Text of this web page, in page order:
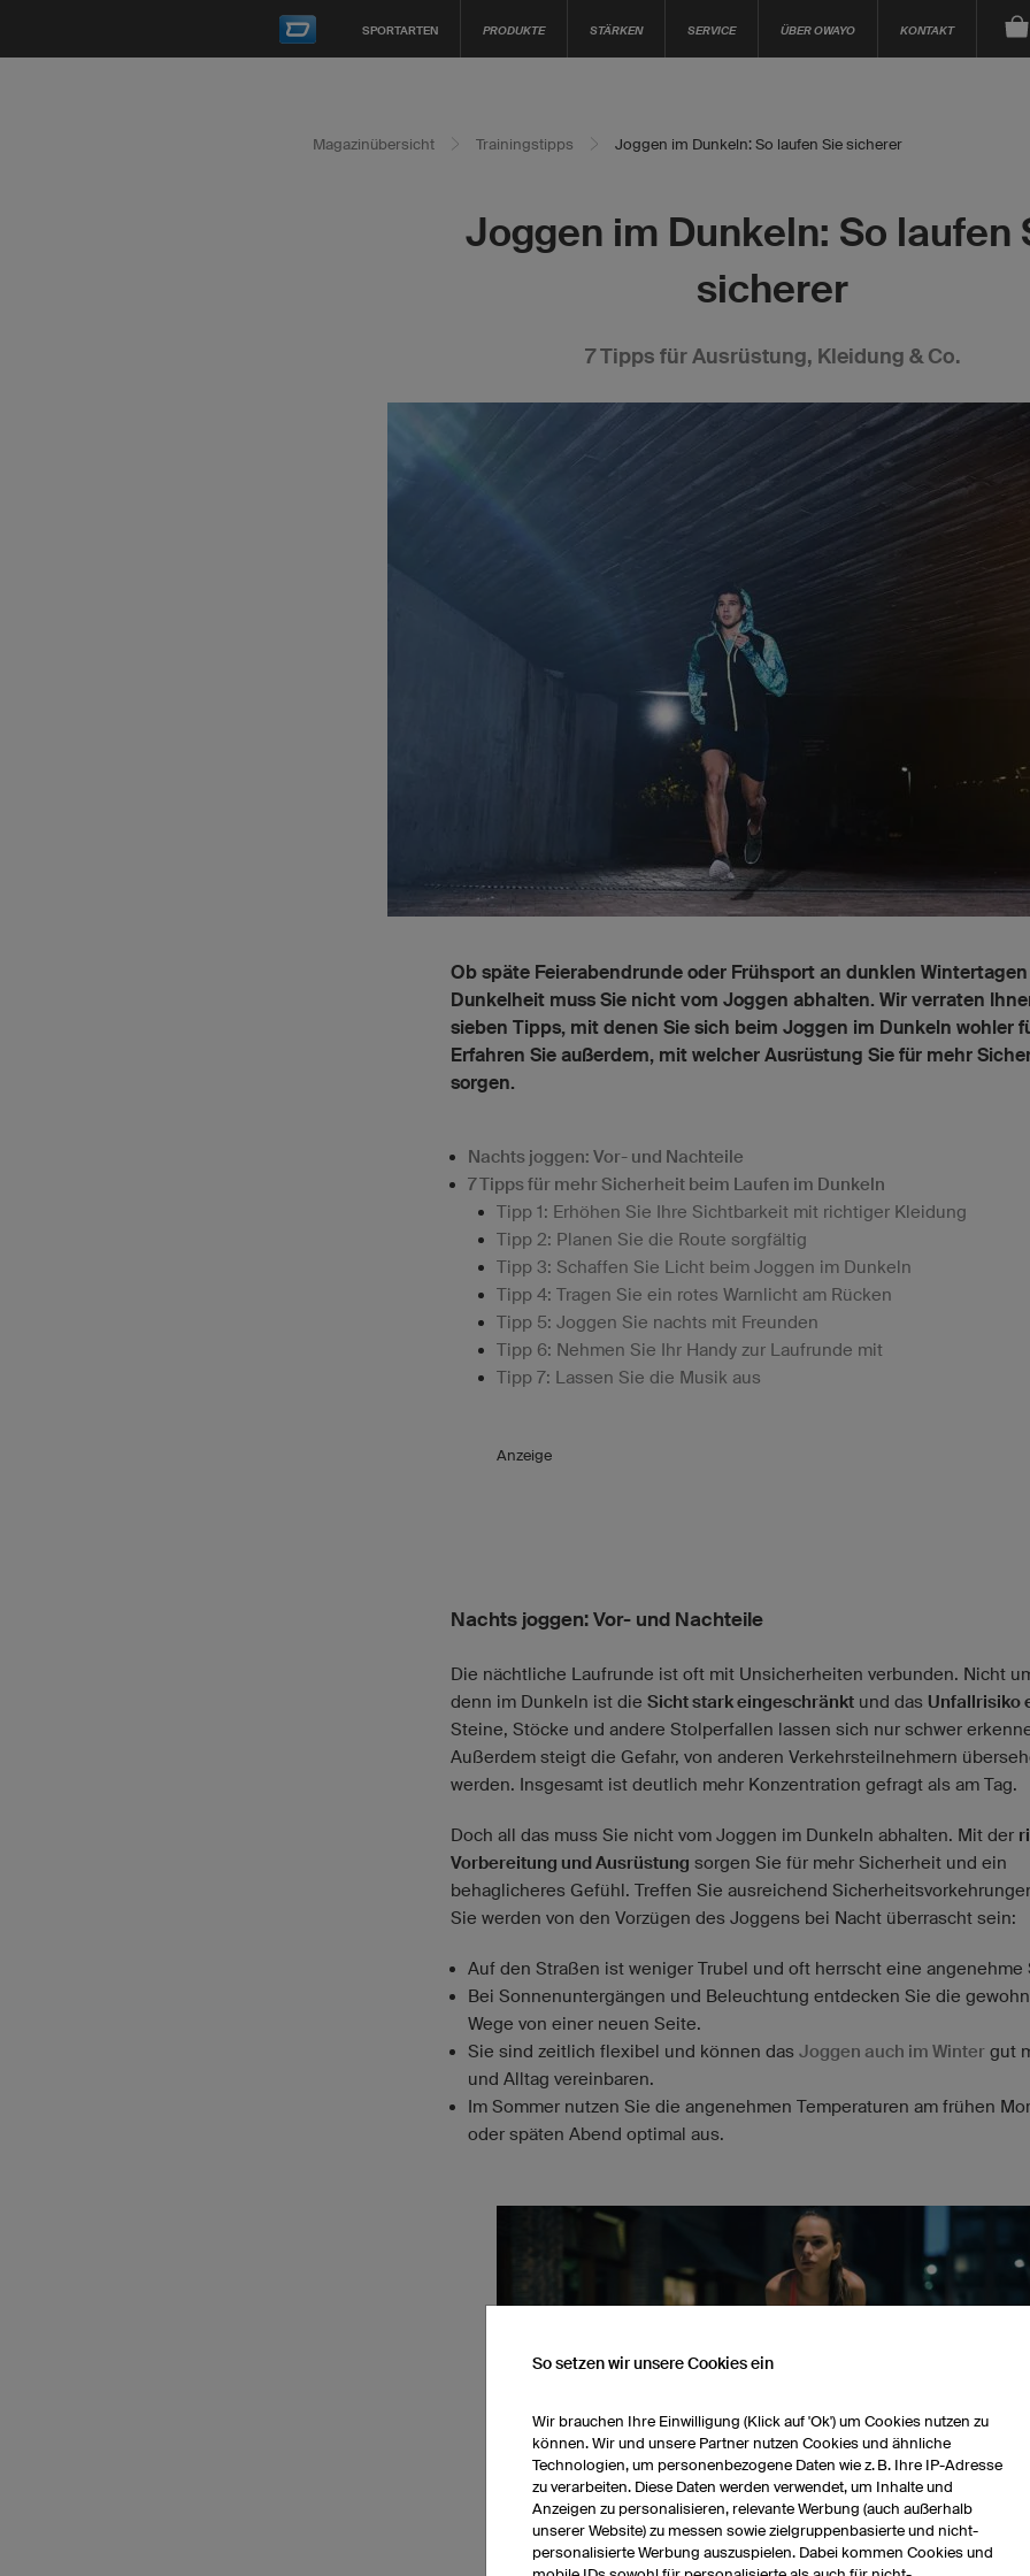
SPORTARTEN PRODUKTE STÄRKEN SERVICE ÜBER OWAYO KONTAKT
Magazinübersicht Trainingstipps Joggen im Dunkeln: So laufen Sie sicherer
Joggen im Dunkeln: So laufen
sicherer
7 Tipps für Ausrüstung, Kleidung & Co.
Ob späte Feierabendrunde oder Frühsport an dunklen Wintertagen
Dunkelheit muss Sie nicht vom Joggen abhalten. Wir verraten
sieben Tipps, mit denen Sie sich beim Joggen im Dunkeln wohler
Erfahren Sie außerdem, mit welcher Ausrüstung Sie für mehr
sorgen.
Nachts joggen: Vor- und Nachteile
7 Tipps für mehr Sicherheit beim Laufen im Dunkeln
Tipp 1: Erhöhen Sie Ihre Sichtbarkeit mit richtiger Kleidung
Tipp 2: Planen Sie die Route sorgfältig
Tipp 3: Schaffen Sie Licht beim Joggen im Dunkeln
Tipp 4: Tragen Sie ein rotes Warnlicht am Rücken
Tipp 5: Joggen Sie nachts mit Freunden
Tipp 6: Nehmen Sie Ihr Handy zur Laufrunde mit
Tipp 7: Lassen Sie die Musik aus
Anzeige
Nachts joggen: Vor- und Nachteile
Die nächtliche Laufrunde ist oft mit Unsicherheiten verbunden. Nicht
denn im Dunkeln ist die Sicht stark eingeschränkt und das Unfallrisiko
Steine, Stöcke und andere Stolperfallen lassen sich nur schwer
Außerdem steigt die Gefahr, von anderen Verkehrsteilnehmern
werden. Insgesamt ist deutlich mehr Konzentration gefragt als am Tag.
Doch all das muss Sie nicht vom Joggen im Dunkeln abhalten. Mit der
Vorbereitung und Ausrüstung sorgen Sie für mehr Sicherheit und ein
behaglicheres Gefühl. Treffen Sie ausreichend
Sie werden von den Vorzügen des Joggens bei Nacht überrascht sein:
Auf den Straßen ist weniger Trubel und oft herrscht eine angenehme
Bei Sonnenuntergängen und Beleuchtung entdecken Sie die
Wege von einer neuen Seite.
Sie sind zeitlich flexibel und können das Joggen auch im Winter gut
und Alltag vereinbaren.
Im Sommer nutzen Sie die angenehmen Temperaturen am frühen
oder späten Abend optimal aus.
So setzen wir unsere Cookies ein
Wir brauchen Ihre Einwilligung (Klick auf 'Ok') um Cookies nutzen zu
können. Wir und unsere Partner nutzen Cookies und ähnliche
Technologien, um personenbezogene Daten wie z. B. Ihre IP-Adresse
zu verarbeiten. Diese Daten werden verwendet, um Inhalte und
Anzeigen zu personalisieren, relevante Werbung (auch außerhalb
unserer Website) zu messen sowie zielgruppenbasierte und nicht-
personalisierte Werbung auszuspielen. Dabei kommen Cookies und